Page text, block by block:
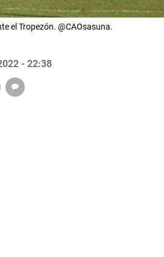
el Tropezón. @CAOsasuna.
- 22:38